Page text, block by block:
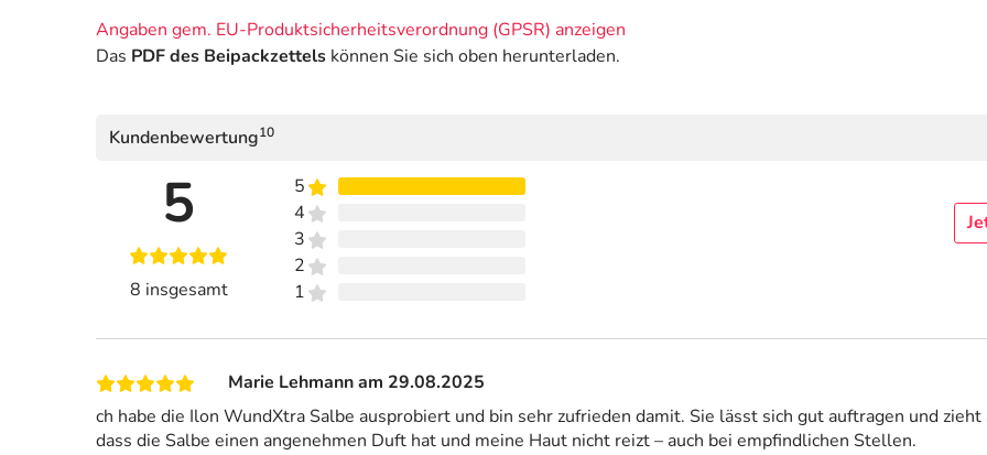
Angaben gem. EU-Produktsicherheitsverordnung (GPSR) anzeigen
Das PDF des Beipackzettels können Sie sich oben herunterladen.
Kundenbewertung10
5
8 insgesamt
5
4
3
2
1
Marie Lehmann am 29.08.2025
ch habe die Ilon WundXtra Salbe ausprobiert und bin sehr zufrieden damit. Sie lässt sich gut auftragen und
dass die Salbe einen angenehmen Duft hat und meine Haut nicht reizt – auch bei empfindlichen Stellen.